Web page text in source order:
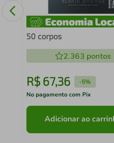
50 corpos
2.363 pontos
R$ 67,36 -5%
No pagamento com Pix
Adicionar ao